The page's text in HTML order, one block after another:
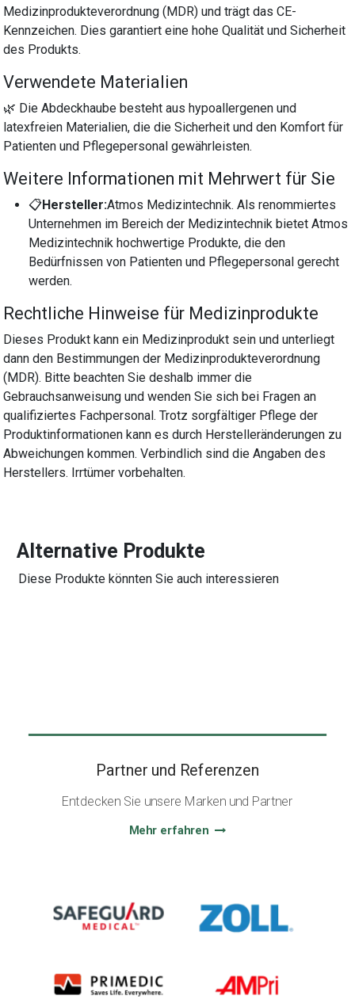
Medizinprodukteverordnung (MDR) und trägt das CE-
Kennzeichen. Dies garantiert eine hohe Qualität und Sicherheit
des Produkts.
Verwendete Materialien
🌿 Die Abdeckhaube besteht aus hypoallergenen und
latexfreien Materialien, die die Sicherheit und den Komfort für
Patienten und Pflegepersonal gewährleisten.
Weitere Informationen mit Mehrwert für Sie
📋Hersteller:Atmos Medizintechnik. Als renommiertes
Unternehmen im Bereich der Medizintechnik bietet Atmos
Medizintechnik hochwertige Produkte, die den
Bedürfnissen von Patienten und Pflegepersonal gerecht
werden.
Rechtliche Hinweise für Medizinprodukte
Dieses Produkt kann ein Medizinprodukt sein und unterliegt
dann den Bestimmungen der Medizinprodukteverordnung
(MDR). Bitte beachten Sie deshalb immer die
Gebrauchsanweisung und wenden Sie sich bei Fragen an
qualifiziertes Fachpersonal. Trotz sorgfältiger Pflege der
Produktinformationen kann es durch Herstelleränderungen zu
Abweichungen kommen. Verbindlich sind die Angaben des
Herstellers. Irrtümer vorbehalten.
Alternative Produkte
Diese Produkte könnten Sie auch interessieren
Partner und Referenzen
Entdecken Sie unsere Marken und Partner
Mehr erfahren